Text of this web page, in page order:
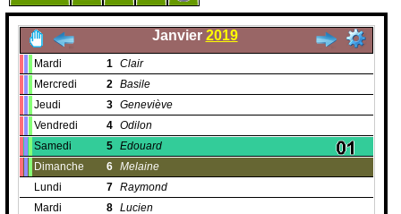
Janvier 2019
Mardi 1 Clair
Mercredi
2 Basile
Jeudi
3 Geneviève
Vendredi
4 Odilon
Samedi
5 Edouard
Dimanche
6 Melaine
Lundi
7 Raymond
Mardi
8 Lucien